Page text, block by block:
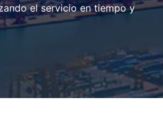
el servicio en tiempo y